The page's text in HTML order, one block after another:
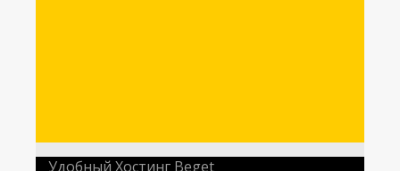
Удобный Хостинг Beget